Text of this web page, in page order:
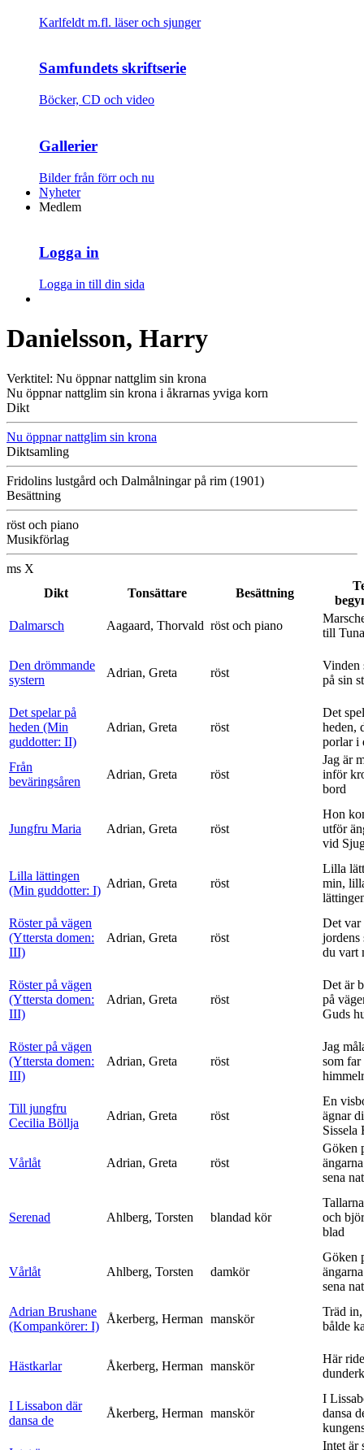
Karlfeldt m.fl. läser och sjunger
Samfundets skriftserie
Böcker, CD och video
Gallerier
Bilder från förr och nu
Nyheter
Medlem
Logga in
Logga in till din sida
Danielsson, Harry
Verktitel: Nu öppnar nattglim sin krona
Nu öppnar nattglim sin krona i åkrarnas yviga korn
Dikt
Nu öppnar nattglim sin krona
Diktsamling
Fridolins lustgård och Dalmålningar på rim (1901)
Besättning
röst och piano
Musikförlag
ms X
Dikt
Tonsättare Besättning
Dalmarsch
Aagaard, Thorvald röst och piano
till Tuna
Den drömmande
systern
Adrian, Greta röst
Vinden
på sin
Det spelar på
heden (Min
guddotter: II)
Adrian, Greta röst
Det
heden,
porlar i
Från
beväringsåren
Adrian, Greta röst
Jag är
inför
bord
Jungfru Maria Adrian, Greta röst
Hon
utför
vid
Lilla lättingen
(Min guddotter: I)
Adrian, Greta röst
Lilla
min,
Röster på vägen
(Yttersta domen:
III)
Adrian, Greta röst
Det var
jordens
du vart
Röster på vägen
(Yttersta domen:
III)
Adrian, Greta röst
Det är
på
Guds
Röster på vägen
(Yttersta domen:
III)
Adrian, Greta röst
Jag
som
Till jungfru
Cecilia Böllja
Adrian, Greta röst
En
ägnar
Sissela
Vårlåt Adrian, Greta röst
Göken
sena
Serenad Ahlberg, Torsten blandad kör
och
blad
Vårlåt Ahlberg, Torsten damkör
Göken
sena
Adrian Brushane
(Kompankörer: I)
Åkerberg, Herman manskör
Träd
bålde
Hästkarlar Åkerberg, Herman manskör
Här
I Lissabon där
dansa de
Åkerberg, Herman manskör
I
dansa
Intet är